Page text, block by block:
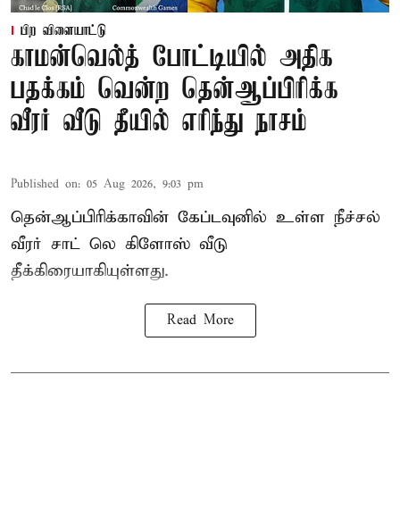
பிற விளையாட்டு
காமன்வெல்த் போட்டியில் அதிக
பதக்கம் வென்ற தென்ஆப்பிரிக்க
வீரர் வீடு தீயில் எரிந்து நாசம்
Published on: 05 Aug 2026, 9:03 pm
தென்ஆப்பிரிக்காவின் கேப்டவுனில் உள்ள நீச்சல்
வீரர் சாட் லெ கிளோஸ் வீடு
தீக்கிரையாகியுள்ளது.
Read More